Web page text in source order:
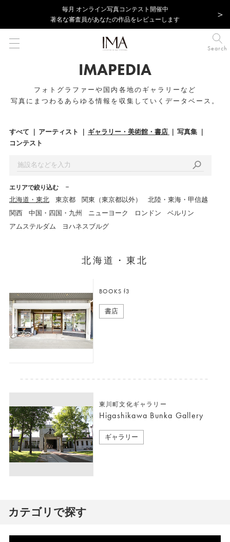
毎⽉ オンライン写真コンテスト開催中
著名な審査員があなたの作品をレビューします
Search
IMAPEDIA
フォトグラファーや国内各地のギャラリーなど
写真にまつわるあらゆる情報を収集していくデータベース。
すべて アーティスト ギャラリー・美術館・書店
写真集
コンテスト
エリアで絞り込む
北海道・東北 東京都 関東（東京都以外）
北陸・東海・甲信越
関西
中国・四国・九州 ニューヨーク ロンドン
ベルリン
アムステルダム
ヨハネスブルグ
北海道・東北
BOOKS f3
書店
東川町文化ギャラリー
Higashikawa Bunka Gallery
ギャラリー
カテゴリで探す